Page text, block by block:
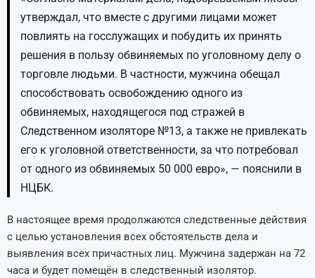
утверждал, что вместе с другими лицами может
повлиять на госслужащих и побудить их принять
решения в пользу обвиняемых по уголовному делу о
торговле людьми. В частности, мужчина обещал
способствовать освобождению одного из
обвиняемых, находящегося под стражей в
Следственном изоляторе №13, а также не привлекать
его к уголовной ответственности, за что потребовал
от одного из обвиняемых 50 000 евро», — пояснили в
НЦБК.
В настоящее время продолжаются следственные действия
с целью установления всех обстоятельств дела и
выявления всех причастных лиц. Мужчина задержан на 72
часа и будет помещён в следственный изолятор.